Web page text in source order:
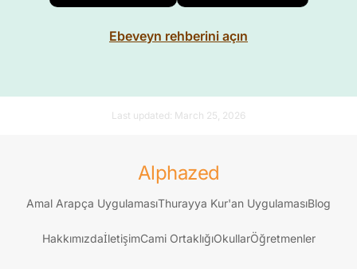
Ebeveyn rehberini açın
Last updated: March 25, 2026
Alphazed
Amal Arapça UygulamasıThurayya Kur'an UygulamasıBlog
HakkımızdaİletişimCami OrtaklığıOkullarÖğretmenler